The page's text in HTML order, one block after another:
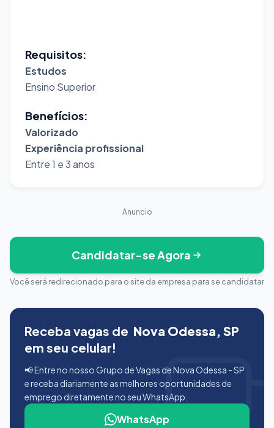
Requisitos:
Estudos
Ensino Superior
Benefícios:
Valorizado
Experiência profissional
Entre 1 e 3 anos
Anuncio
Candidatar-se Agora
Você será redirecionado para o site da empresa para se candidatar
Receba vagas de Nova Odessa, SP
em seu celular!
📢 Entre no nosso Grupo de Vagas de Nova Odessa - SP
e receba diariamente as melhores oportunidades de
emprego diretamente no seu WhatsApp.
WhatsApp